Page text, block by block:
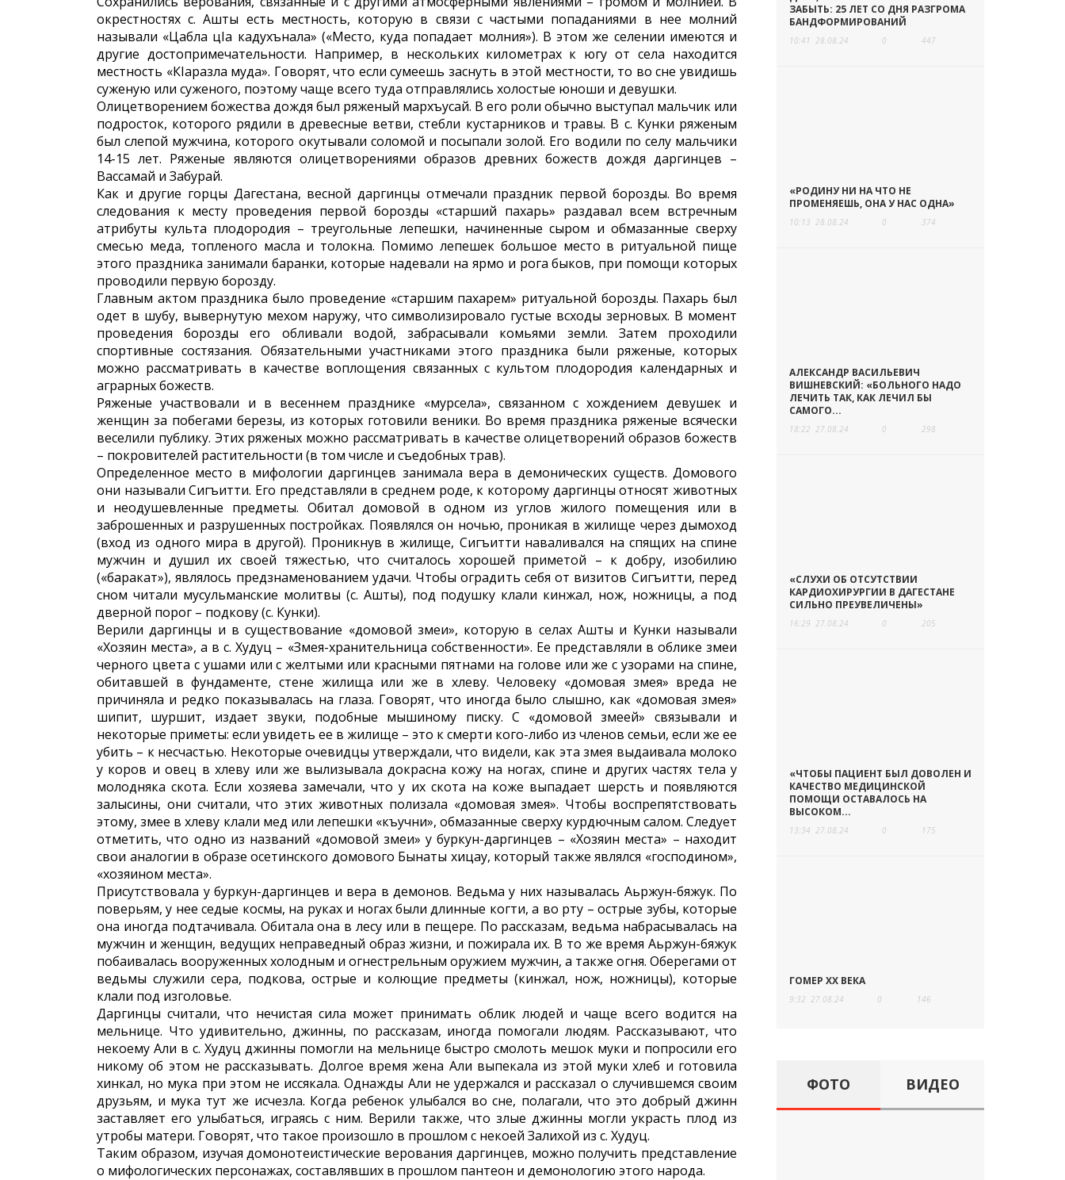
окрестностях с. Ашты есть местность, которую в связи с частыми попаданиями в нее молний
называли «Цабла цIа кадухънала» («Место, куда попадает молния»). В этом же селении имеются и
другие достопримечательности. Например, в нескольких километрах к югу от села находится
местность «КIаразла муда». Говорят, что если сумеешь заснуть в этой местности, то во сне увидишь
суженую или суженого, поэтому чаще всего туда отправлялись холостые юноши и девушки.
Олицетворением божества дождя был ряженый мархъусай. В его роли обычно выступал мальчик или
подросток, которого рядили в древесные ветви, стебли кустарников и травы. В с. Кунки ряженым
был слепой мужчина, которого окутывали соломой и посыпали золой. Его водили по селу мальчики
14-15 лет. Ряженые являются олицетворениями образов древних божеств дождя даргинцев –
Вассамай и Забурай.
Как и другие горцы Дагестана, весной даргинцы отмечали праздник первой борозды. Во время
следования к месту проведения первой борозды «старший пахарь» раздавал всем встречным
атрибуты культа плодородия – треугольные лепешки, начиненные сыром и обмазанные сверху
смесью меда, топленого масла и толокна. Помимо лепешек большое место в ритуальной пище
этого праздника занимали баранки, которые надевали на ярмо и рога быков, при помощи которых
проводили первую борозду.
Главным актом праздника было проведение «старшим пахарем» ритуальной борозды. Пахарь был
одет в шубу, вывернутую мехом наружу, что символизировало густые всходы зерновых. В момент
проведения борозды его обливали водой, забрасывали комьями земли. Затем проходили
спортивные состязания. Обязательными участниками этого праздника были ряженые, которых
можно рассматривать в качестве воплощения связанных с культом плодородия календарных и
аграрных божеств.
Ряженые участвовали и в весеннем празднике «мурсела», связанном с хождением девушек и
женщин за побегами березы, из которых готовили веники. Во время праздника ряженые всячески
веселили публику. Этих ряженых можно рассматривать в качестве олицетворений образов божеств
– покровителей растительности (в том числе и съедобных трав).
Определенное место в мифологии даргинцев занимала вера в демонических существ. Домового
они называли Сигъитти. Его представляли в среднем роде, к которому даргинцы относят животных
и неодушевленные предметы. Обитал домовой в одном из углов жилого помещения или в
заброшенных и разрушенных постройках. Появлялся он ночью, проникая в жилище через дымоход
(вход из одного мира в другой). Проникнув в жилище, Сигъитти наваливался на спящих на спине
мужчин и душил их своей тяжестью, что считалось хорошей приметой – к добру, изобилию
(«баракат»), являлось предзнаменованием удачи. Чтобы оградить себя от визитов Сигъитти, перед
сном читали мусульманские молитвы (с. Ашты), под подушку клали кинжал, нож, ножницы, а под
дверной порог – подкову (с. Кунки).
Верили даргинцы и в существование «домовой змеи», которую в селах Ашты и Кунки называли
«Хозяин места», а в с. Худуц – «Змея-хранительница собственности». Ее представляли в облике змеи
черного цвета с ушами или с желтыми или красными пятнами на голове или же с узорами на спине,
обитавшей в фундаменте, стене жилища или же в хлеву. Человеку «домовая змея» вреда не
причиняла и редко показывалась на глаза. Говорят, что иногда было слышно, как «домовая змея»
шипит, шуршит, издает звуки, подобные мышиному писку. С «домовой змеей» связывали и
некоторые приметы: если увидеть ее в жилище – это к смерти кого-либо из членов семьи, если же ее
убить – к несчастью. Некоторые очевидцы утверждали, что видели, как эта змея выдаивала молоко
у коров и овец в хлеву или же вылизывала докрасна кожу на ногах, спине и других частях тела у
молодняка скота. Если хозяева замечали, что у их скота на коже выпадает шерсть и появляются
залысины, они считали, что этих животных полизала «домовая змея». Чтобы воспрепятствовать
этому, змее в хлеву клали мед или лепешки «къучни», обмазанные сверху курдючным салом. Следует
отметить, что одно из названий «домовой змеи» у буркун-даргинцев – «Хозяин места» – находит
свои аналогии в образе осетинского домового Бынаты хицау, который также являлся «господином»,
«хозяином места».
Присутствовала у буркун-даргинцев и вера в демонов. Ведьма у них называлась Аьржун-бяжук. По
поверьям, у нее седые космы, на руках и ногах были длинные когти, а во рту – острые зубы, которые
она иногда подтачивала. Обитала она в лесу или в пещере. По рассказам, ведьма набрасывалась на
мужчин и женщин, ведущих неправедный образ жизни, и пожирала их. В то же время Аьржун-бяжук
побаивалась вооруженных холодным и огнестрельным оружием мужчин, а также огня. Оберегами от
ведьмы служили сера, подкова, острые и колющие предметы (кинжал, нож, ножницы), которые
клали под изголовье.
Даргинцы считали, что нечистая сила может принимать облик людей и чаще всего водится на
мельнице. Что удивительно, джинны, по рассказам, иногда помогали людям. Рассказывают, что
некоему Али в с. Худуц джинны помогли на мельнице быстро смолоть мешок муки и попросили его
никому об этом не рассказывать. Долгое время жена Али выпекала из этой муки хлеб и готовила
хинкал, но мука при этом не иссякала. Однажды Али не удержался и рассказал о случившемся своим
друзьям, и мука тут же исчезла. Когда ребенок улыбался во сне, полагали, что это добрый джинн
заставляет его улыбаться, играясь с ним. Верили также, что злые джинны могли украсть плод из
утробы матери. Говорят, что такое произошло в прошлом с некоей Залихой из с. Худуц.
Таким образом, изучая домонотеистические верования даргинцев, можно получить представление
о мифологических персонажах, составлявших в прошлом пантеон и демонологию этого народа.
ЗАБЫТЬ: 25 ЛЕТ СО ДНЯ РАЗГРОМА
БАНДФОРМИРОВАНИЙ
10:41 28.08.24 0 447
«РОДИНУ НИ НА ЧТО НЕ
ПРОМЕНЯЕШЬ, ОНА У НАС ОДНА»
10:13 28.08.24 0 374
АЛЕКСАНДР ВАСИЛЬЕВИЧ
ВИШНЕВСКИЙ: «БОЛЬНОГО НАДО
ЛЕЧИТЬ ТАК, КАК ЛЕЧИЛ БЫ
САМОГО...
18:22 27.08.24 0 298
«СЛУХИ ОБ ОТСУТСТВИИ
КАРДИОХИРУРГИИ В ДАГЕСТАНЕ
СИЛЬНО ПРЕУВЕЛИЧЕНЫ»
16:29 27.08.24 0 205
«ЧТОБЫ ПАЦИЕНТ БЫЛ ДОВОЛЕН И
КАЧЕСТВО МЕДИЦИНСКОЙ
ПОМОЩИ ОСТАВАЛОСЬ НА
ВЫСОКОМ...
13:34 27.08.24 0 175
ГОМЕР ХХ ВЕКА
9:32 27.08.24 0 146
ФОТО ВИДЕО